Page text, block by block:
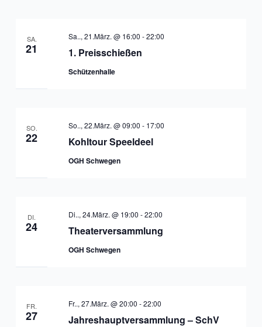
SA.
21 1. Preisschießen
Sa.., 21.März. @ 16:00 -22:00
Schützenhalle
SO.
22 Kohltour Speeldeel
So.., 22.März. @ 09:00 - 17:00
OGH Schwegen
DI.
24 Theaterversammlung
Di.., 24.März. @ 19:00 -22:00
OGH Schwegen
FR.
27 Jahreshauptversammlung – SchV
Fr.., 27.März. @ 20:00 -22:00